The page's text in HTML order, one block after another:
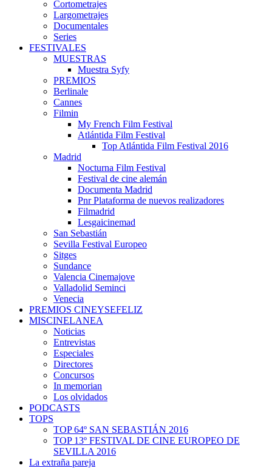
Cortometrajes
Largometrajes
Documentales
Series
FESTIVALES
MUESTRAS
Muestra Syfy
PREMIOS
Berlinale
Cannes
Filmin
My French Film Festival
Atlántida Film Festival
Top Atlántida Film Festival 2016
Madrid
Nocturna Film Festival
Festival de cine alemán
Documenta Madrid
Pnr Plataforma de nuevos realizadores
Filmadrid
Lesgaicinemad
San Sebastián
Sevilla Festival Europeo
Sitges
Sundance
Valencia Cinemajove
Valladolid Seminci
Venecia
PREMIOS CINEYSEFELIZ
MISCINELANEA
Noticias
Entrevistas
Especiales
Directores
Concursos
In memorian
Los olvidados
PODCASTS
TOPS
TOP 64º SAN SEBASTIÁN 2016
TOP 13º FESTIVAL DE CINE EUROPEO DE
SEVILLA 2016
La extraña pareja